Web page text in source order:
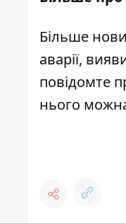
Більше
аварії,
повідомте
нього